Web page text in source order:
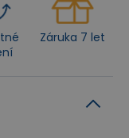
Záruka 7 let